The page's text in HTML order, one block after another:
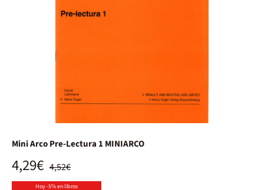
Mini Arco Pre-Lectura 1 MINIARCO
4,52€
4,29€
Hoy -5% en libros